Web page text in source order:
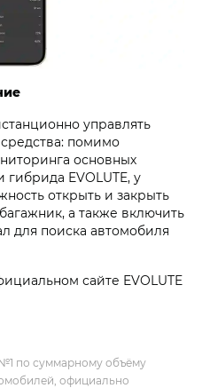
управлять
помимо
основных
EVOLUTE, у
открыть и закрыть
а также включить
для поиска автомобиля
сайте EVOLUTE
по суммарному объёму
официально